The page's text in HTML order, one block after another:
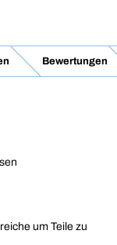
Bewertungen
um Teile zu